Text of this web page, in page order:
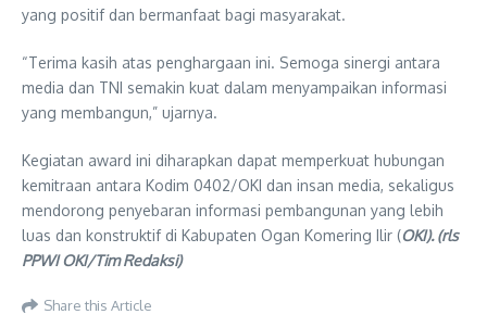
yang positif dan bermanfaat bagi masyarakat.
“Terima kasih atas penghargaan ini. Semoga sinergi antara
media dan TNI semakin kuat dalam menyampaikan informasi
yang membangun,” ujarnya.
Kegiatan award ini diharapkan dapat memperkuat hubungan
kemitraan antara Kodim 0402/OKI dan insan media, sekaligus
mendorong penyebaran informasi pembangunan yang lebih
luas dan konstruktif di Kabupaten Ogan Komering Ilir (OKI). (rls
PPWI OKI/Tim Redaksi)
Share this Article